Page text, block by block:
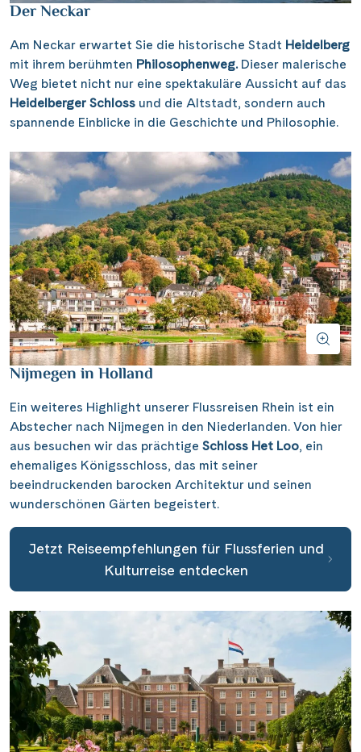
Der Neckar
Am Neckar erwartet Sie die historische Stadt Heidelberg
mit ihrem berühmten Philosophenweg.Dieser malerische
Weg bietet nicht nur eine spektakuläre Aussicht auf das
Heidelberger Schloss und die Altstadt, sondern auch
spannende Einblicke in die Geschichte und Philosophie.
Nijmegen in Holland
Ein weiteres Highlight unserer Flussreisen Rhein ist ein
Abstecher nach Nijmegen in den Niederlanden. Von hier
aus besuchen wir das prächtige Schloss Het Loo, ein
ehemaliges Königsschloss, das mit seiner
beeindruckenden barocken Architektur und seinen
wunderschönen Gärten begeistert.
Jetzt Reiseempfehlungen für Flussferien und
Kulturreise entdecken